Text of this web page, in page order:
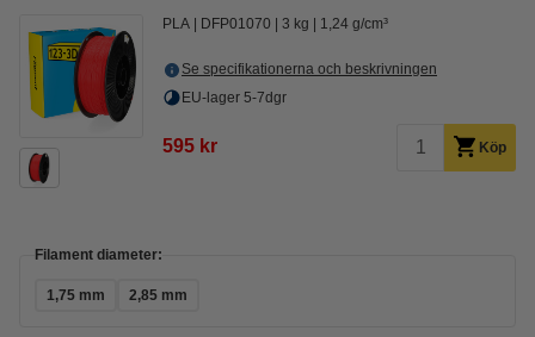
PLA DFP01070 3 kg 1,24 g/cm³
Se specifikationerna och beskrivningen
EU-lager 5-7dgr
595 kr Köp
Filament diameter:
1,75 mm 2,85 mm